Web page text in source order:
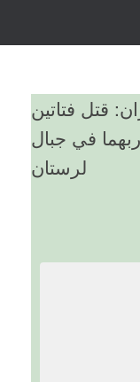
قتل فتاتين
أقاربهما في جبال
لرستان